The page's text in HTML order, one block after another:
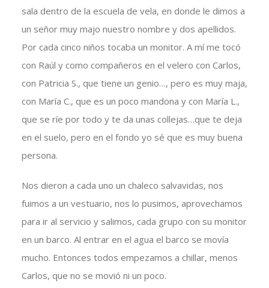
sala dentro de la escuela de vela, en donde le dimos a
un señor muy majo nuestro nombre y dos apellidos.
Por cada cinco niños tocaba un monitor. A mí me tocó
con Raúl y como compañeros en el velero con Carlos,
con Patricia S., que tiene un genio…, pero es muy maja,
con María C., que es un poco mandona y con María L.,
que se ríe por todo y te da unas collejas…que te deja
en el suelo, pero en el fondo yo sé que es muy buena
persona.
Nos dieron a cada uno un chaleco salvavidas, nos
fuimos a un vestuario, nos lo pusimos, aprovechamos
para ir al servicio y salimos, cada grupo con su monitor
en un barco. Al entrar en el agua el barco se movía
mucho. Entonces todos empezamos a chillar, menos
Carlos, que no se movió ni un poco.